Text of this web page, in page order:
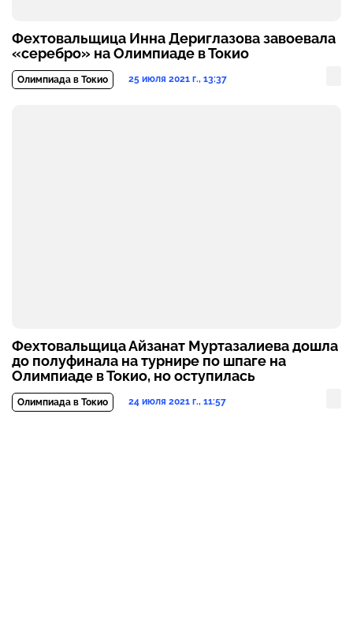
Фехтовальщица Инна Дериглазова завоевала
«серебро» на Олимпиаде в Токио
Олимпиада в Токио 25 июля 2021 г., 13:37
Фехтовальщица Айзанат Муртазалиева дошла
до полуфинала на турнире по шпаге на
Олимпиаде в Токио, но оступилась
Олимпиада в Токио 24 июля 2021 г., 11:57